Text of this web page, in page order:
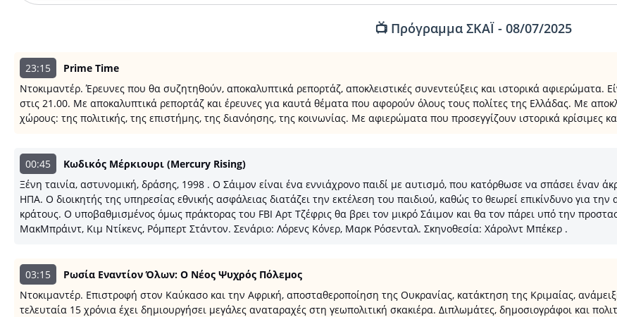
📺 Πρόγραμμα ΣΚΑΪ - 08/07/2025
23:15
Prime Time
Ντοκιμαντέρ. Έρευνες που θα συζητηθούν, αποκαλυπτικά ρεπορτάζ, αποκλειστικές συνεντεύξεις και ιστορικά αφιερώματα.
στις 21.00. Με αποκαλυπτικά ρεπορτάζ και έρευνες για καυτά θέματα που αφορούν όλους τους πολίτες της Ελλάδας. Με
χώρους: της πολιτικής, της επιστήμης, της διανόησης, της κοινωνίας. Με αφιερώματα που προσεγγίζουν ιστορικά κρίσιμες
00:45
Κωδικός Μέρκιουρι (Mercury Rising)
Ξένη ταινία, αστυνομική, δράσης, 1998 . Ο Σάιμον είναι ένα εννιάχρονο παιδί με αυτισμό, που κατόρθωσε να σπάσει έναν
ΗΠΑ. Ο διοικητής της υπηρεσίας εθνικής ασφάλειας διατάζει την εκτέλεση του παιδιού, καθώς το θεωρεί επικίνδυνο για
κράτους. Ο υποβαθμισμένος όμως πράκτορας του FBI Αρτ Τζέφρις θα βρει τον μικρό Σάιμον και θα τον πάρει υπό την
ΜακΜπράιντ, Κιμ Ντίκενς, Ρόμπερτ Στάντον. Σενάριο: Λόρενς Κόνερ, Μαρκ Ρόσενταλ. Σκηνοθεσία: Χάρολντ Μπέκερ .
03:15
Ρωσία Εναντίον Όλων: O Νέος Ψυχρός Πόλεμος
Ντοκιμαντέρ. Επιστροφή στον Καύκασο και την Αφρική, αποσταθεροποίηση της Ουκρανίας, κατάκτηση της Κριμαίας,
τελευταία 15 χρόνια έχει δημιουργήσει μεγάλες αναταραχές στη γεωπολιτική σκακιέρα. Διπλωμάτες, δημοσιογράφοι και